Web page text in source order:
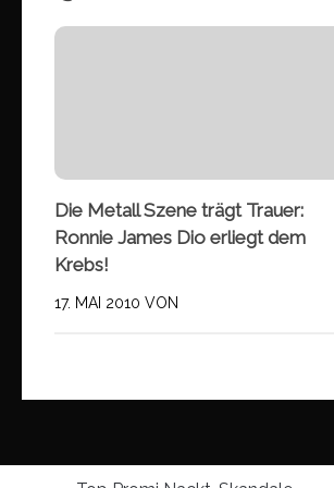
Die Metall Szene trägt Trauer:
Ronnie James Dio erliegt dem
Krebs!
17. MAI 2010 VON